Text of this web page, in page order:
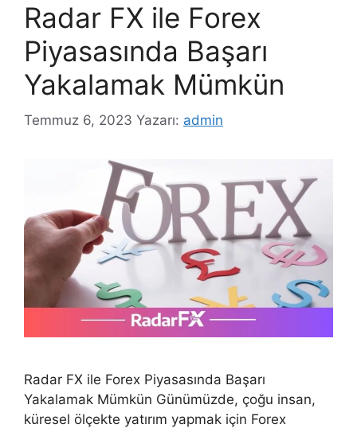
Radar FX ile Forex
Piyasasında Başarı
Yakalamak Mümkün
Temmuz 6, 2023 Yazarı: admin
Radar FX ile Forex Piyasasında Başarı
Yakalamak Mümkün Günümüzde, çoğu insan,
küresel ölçekte yatırım yapmak için Forex